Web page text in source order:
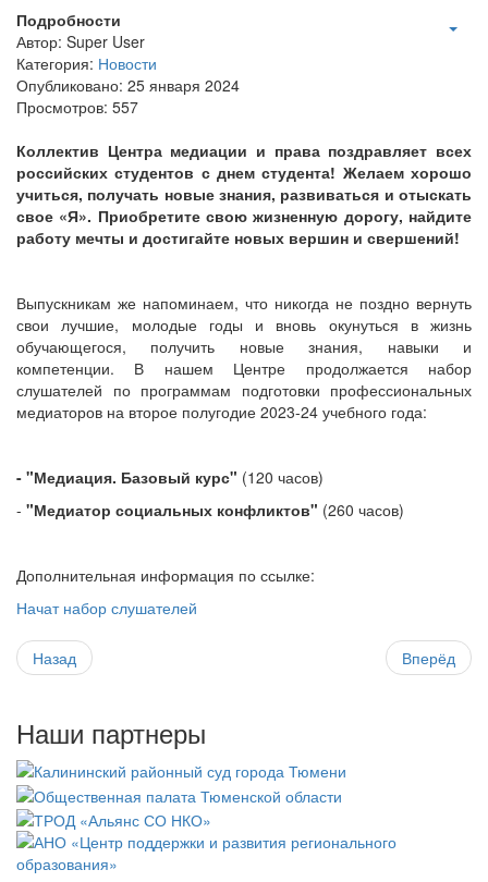
Подробности
Автор: Super User
Категория: Новости
Опубликовано: 25 января 2024
Просмотров: 557
Коллектив Центра медиации и права поздравляет всех
российских студентов с днем студента! Желаем хорошо
учиться, получать новые знания, развиваться и отыскать
свое «Я». Приобретите свою жизненную дорогу, найдите
работу мечты и достигайте новых вершин и свершений!
Выпускникам же напоминаем, что никогда не поздно вернуть
свои лучшие, молодые годы и вновь окунуться в жизнь
обучающегося, получить новые знания, навыки и
компетенции. В нашем Центре продолжается набор
слушателей по программам подготовки профессиональных
медиаторов на второе полугодие 2023-24 учебного года:
- "Медиация. Базовый курс" (120 часов)
- "Медиатор социальных конфликтов" (260 часов)
Дополнительная информация по ссылке:
Начат набор слушателей
Назад Вперёд
Наши партнеры